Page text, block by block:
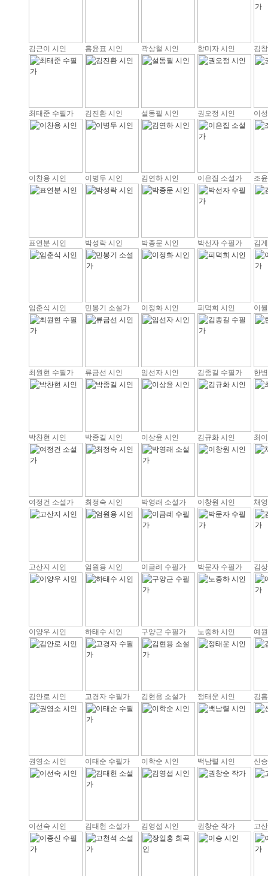
김근이 시인 홍윤표 시인 곽상철 시인 함미자 시인 김
최태준 수필가 김진환 시인 설동필 시인 권오정 시인 이
이찬용 시인 이병두 시인 김연하 시인 이은집 소설가 조
표연분 시인 박성락 시인 박종문 시인 박선자 수필가 김
임춘식 시인 민봉기 소설가 이정화 시인 피덕희 시인 이
최원현 수필가 류금선 시인 임선자 시인 김종길 수필가 한
박찬현 시인 박종길 시인 이상윤 시인 김규화 시인 최
여정건 소설가 최정숙 시인 박영래 소설가 이창원 시인 채
고산지 시인 엄원용 시인 이금례 수필가 박문자 수필가 김
이양우 시인 하태수 시인 구양근 수필가 노중하 시인 예
김안로 시인 고경자 수필가 김현용 소설가 정태운 시인 김
권영소 시인 이태순 수필가 이학순 시인 백남렬 시인 신
이선숙 시인 김태헌 소설가 김영섭 시인 권창순 작가 고